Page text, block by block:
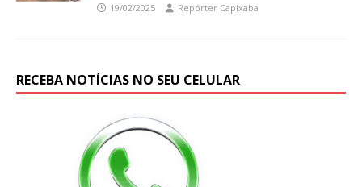
19/02/2025 Repórter Capixaba
RECEBA NOTÍCIAS NO SEU CELULAR